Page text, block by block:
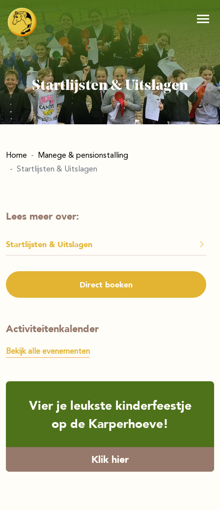
Startlijsten & Uitslagen
Home
Manege & pensionstalling
Startlijsten & Uitslagen
Lees meer over:
Startlijsten & Uitslagen
Direct boeken
Activiteitenkalender
Bekijk alle evenementen
Vier je leukste kinderfeestje
op de Karperhoeve!
Klik hier